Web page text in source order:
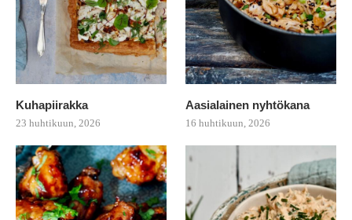
Kuhapiirakka
23 huhtikuun, 2026
Aasialainen nyhtökana
16 huhtikuun, 2026